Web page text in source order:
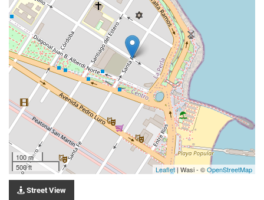
100 m
500 ft
Leaflet| Wasi - ©OpenStreetMap
Street View